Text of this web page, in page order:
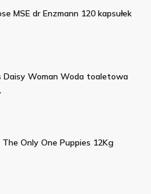
MSE dr Enzmann 120 kapsułek
Daisy Woman Woda toaletowa
Only One Puppies 12Kg